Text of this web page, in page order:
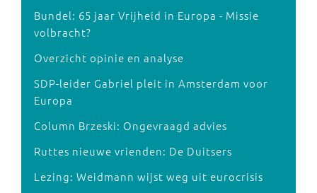
Bundel: 65 jaar Vrijheid in Europa - Missie
volbracht?
Overzicht opinie en analyse
SDP-leider Gabriel pleit in Amsterdam voor
Europa
Column Brzeski: Ongevraagd advies
Ruttes nieuwe vrienden: De Duitsers
Lezing: Weidmann wijst weg uit eurocrisis